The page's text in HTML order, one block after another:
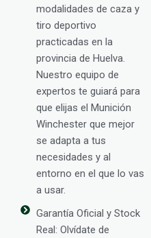
modalidades de caza y
tiro deportivo
practicadas en la
provincia de Huelva.
Nuestro equipo de
expertos te guiará para
que elijas el Munición
Winchester que mejor
se adapta a tus
necesidades y al
entorno en el que lo vas
a usar.
Garantía Oficial y Stock
Real: Olvídate de